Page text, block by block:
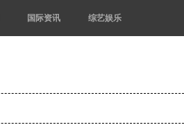
国际资讯 综艺娱乐